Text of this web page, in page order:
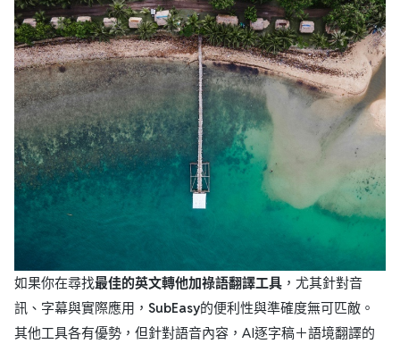
如果你在尋找最佳的英文轉他加祿語翻譯工具 ，尤其針對音
訊、字幕與實際應用， SubEasy的便利性與準確度無可匹敵。
其他工具各有優勢，但針對語音內容，AI逐字稿＋語境翻譯的